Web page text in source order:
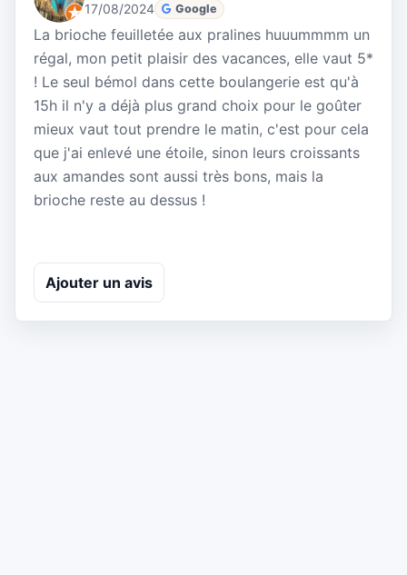
17/08/2024 Google
La brioche feuilletée aux pralines huuummmm un
régal, mon petit plaisir des vacances, elle vaut 5*
! Le seul bémol dans cette boulangerie est qu'à
15h il n'y a déjà plus grand choix pour le goûter
mieux vaut tout prendre le matin, c'est pour cela
que j'ai enlevé une étoile, sinon leurs croissants
aux amandes sont aussi très bons, mais la
brioche reste au dessus !
Ajouter un avis